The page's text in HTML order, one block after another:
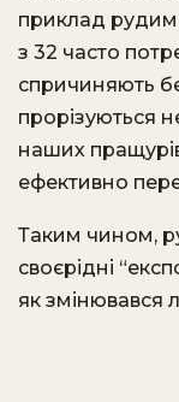
приклад
з 32 часто
спричиняють
прорізуються
наших
ефективно
Таким чином,
своєрідні
як змінювався